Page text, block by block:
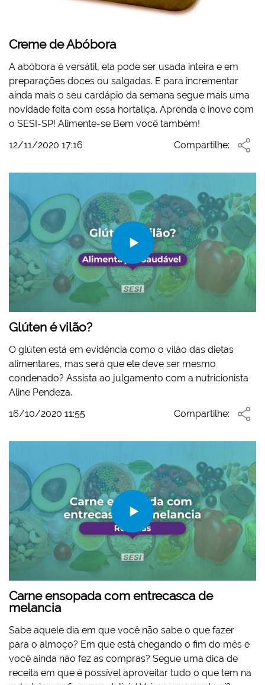
Creme de Abóbora
A abóbora é versátil, ela pode ser usada inteira e em
preparações doces ou salgadas. E para incrementar
ainda mais o seu cardápio da semana segue mais uma
novidade feita com essa hortaliça. Aprenda e inove com
o SESI-SP! Alimente-se Bem você também!
12/11/2020 17:16
Compartilhe:
Glúten é vilão?
O glúten está em evidência como o vilão das dietas
alimentares, mas será que ele deve ser mesmo
condenado? Assista ao julgamento com a nutricionista
Aline Pendeza.
16/10/2020 11:55
Compartilhe:
Carne ensopada com entrecasca de
melancia
Sabe aquele dia em que você não sabe o que fazer
para o almoço? Em que está chegando o fim do mês e
você ainda não fez as compras? Segue uma dica de
receita em que é possível aproveitar tudo o que tem na